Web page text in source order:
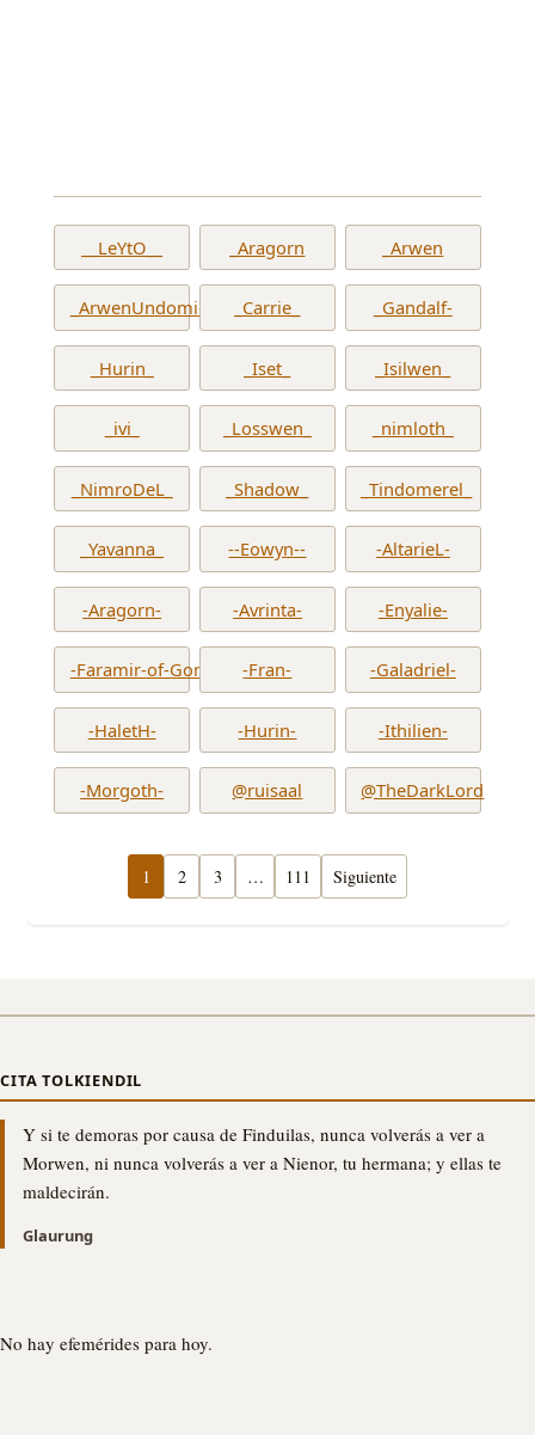
__LeYtO__ _Aragorn _Arwen
_ArwenUndomiel_ _Carrie_ _Gandalf-
_Hurin_ _Iset_ _Isilwen_
_ivi_ _Losswen_ _nimloth_
_NimroDeL_ _Shadow_ _Tindomerel_
_Yavanna_ --Eowyn-- -AltarieL-
-Aragorn- -Avrinta- -Enyalie-
-Faramir-of-Gondor- -Fran- -Galadriel-
-HaletH- -Hurin- -Ithilien-
-Morgoth- @ruisaal @TheDarkLord
1 2 3 … 111 Siguiente
CITA TOLKIENDIL
Y si te demoras por causa de Finduilas, nunca volverás a ver a
Morwen, ni nunca volverás a ver a Nienor, tu hermana; y ellas te
maldecirán.
Glaurung
No hay efemérides para hoy.